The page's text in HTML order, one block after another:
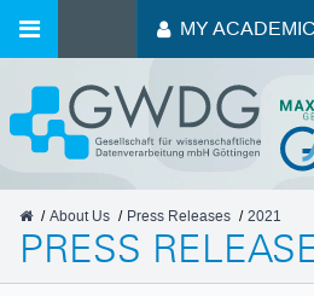
MY
GWDG
About Us Press Releases 2021
PRESS